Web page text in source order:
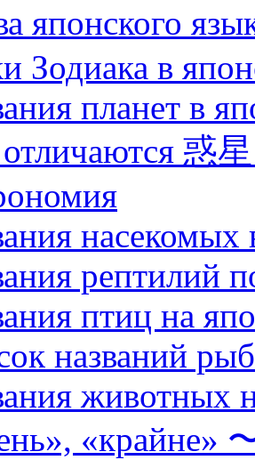
японского
Зодиака в
планет в
惑
насекомых
рептилий
птиц на
названий
животных
«крайне»